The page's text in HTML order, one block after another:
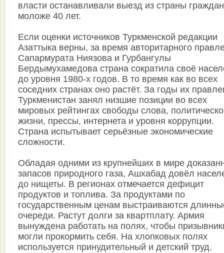
власти останавливали выезд из страны граждан
моложе 40 лет.
Если оценки источников Туркменской редакции
Азаттыка верны, за время авторитарного
Сапармурата Ниязова и Гурбангулы
Бердымухамедова страна сократила своё
до уровня 1980-х годов. В то время как во всех
соседних странах оно растёт. За годы их
Туркменистан занял низшие позиции во всех
мировых рейтингах свободы слова,
жизни, прессы, интернета и уровня коррупции.
Страна испытывает серьёзные экономические
сложности.
Обладая одними из крупнейших в мире
запасов природного газа, Ашхабад довёл
до нищеты. В регионах отмечается дефицит
продуктов и топлива. За продуктами по
государственным ценам выстраиваются
очереди. Растут долги за квартплату. Армия
вынуждена работать на полях, чтобы
могли прокормить себя. На хлопковых полях
используется принудительный и детский труд.